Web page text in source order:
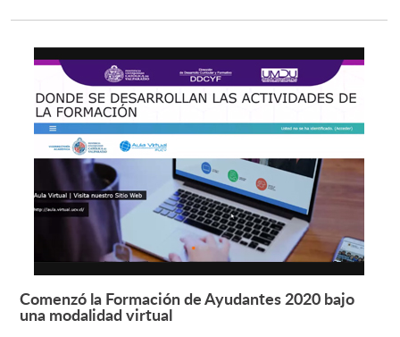
Leer más +
Comenzó la Formación de Ayudantes 2020 bajo
una modalidad virtual